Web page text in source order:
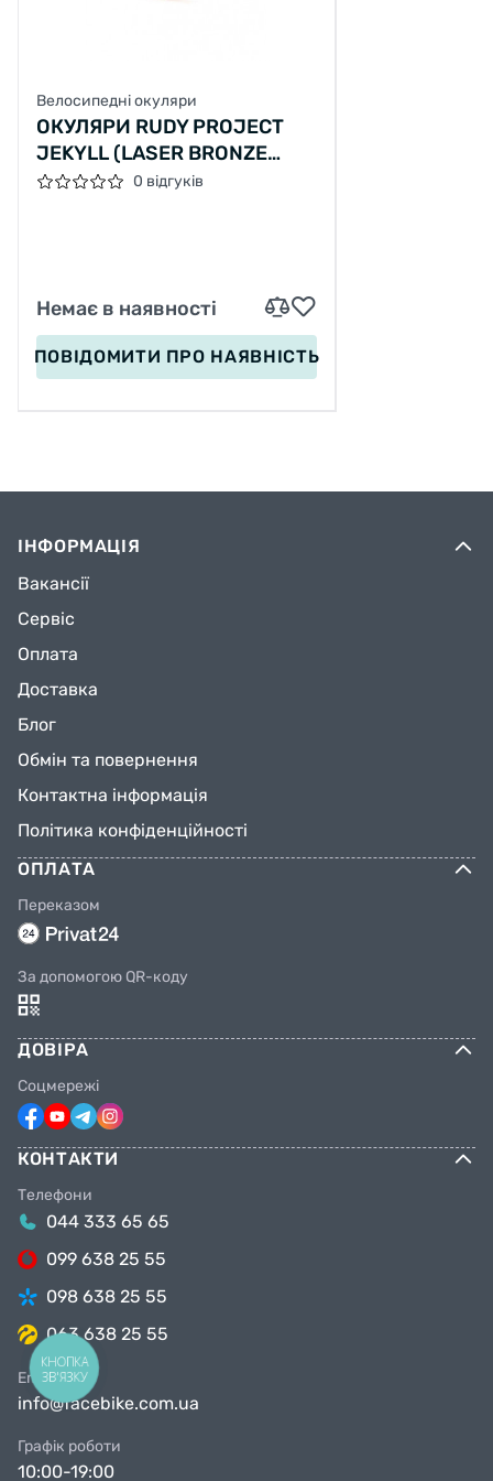
Велосипедні окуляри
ОКУЛЯРИ RUDY PROJECT
JEKYLL (LASER BRONZE
DEG, DEMI TURTLE)
0 відгуків
Немає в наявності
ПОВІДОМИТИ ПРО НАЯВНІСТЬ
ІНФОРМАЦІЯ
Вакансії
Сервіс
Оплата
Доставка
Блог
Обмін та повернення
Контактна інформація
Політика конфіденційності
ОПЛАТА
Переказом
За допомогою QR-коду
ДОВІРА
Соцмережі
КОНТАКТИ
Телефони
044 333 65 65
099 638 25 55
098 638 25 55
063 638 25 55
Email
info@facebike.com.ua
Графік роботи
10:00-19:00
КНОПКА
ЗВ'ЯЗКУ